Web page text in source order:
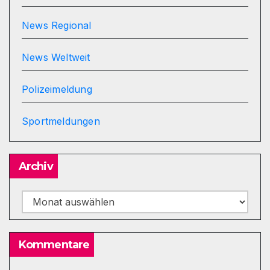
News Regional
News Weltweit
Polizeimeldung
Sportmeldungen
Archiv
Archiv
Kommentare